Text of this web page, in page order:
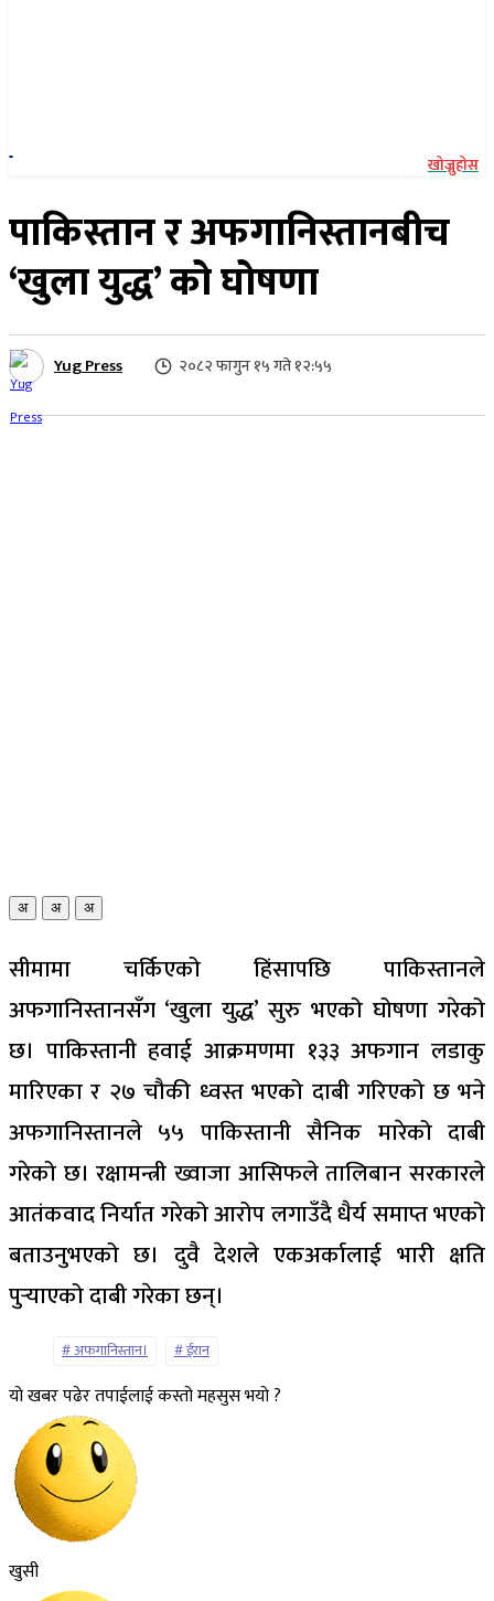
खोज्नुहोस
पाकिस्तान र अफगानिस्तानबीच
‘खुला युद्ध’ को घोषणा
Yug Press २०८२ फागुन १५ गते १२:५५
अ अ अ
सीमामा चर्किएको हिंसापछि पाकिस्तानले
अफगानिस्तानसँग ‘खुला युद्ध’ सुरु भएको घोषणा गरेको
छ। पाकिस्तानी हवाई आक्रमणमा १३३ अफगान लडाकु
मारिएका र २७ चौकी ध्वस्त भएको दाबी गरिएको छ भने
अफगानिस्तानले ५५ पाकिस्तानी सैनिक मारेको दाबी
गरेको छ। रक्षामन्त्री ख्वाजा आसिफले तालिबान सरकारले
आतंकवाद निर्यात गरेको आरोप लगाउँदै धैर्य समाप्त भएको
बताउनुभएको छ। दुवै देशले एकअर्कालाई भारी क्षति
पुर्‍याएको दाबी गरेका छन्।
अफगानिस्तान। ईरान
यो खबर पढेर तपाईलाई कस्तो महसुस भयो ?
खुसी